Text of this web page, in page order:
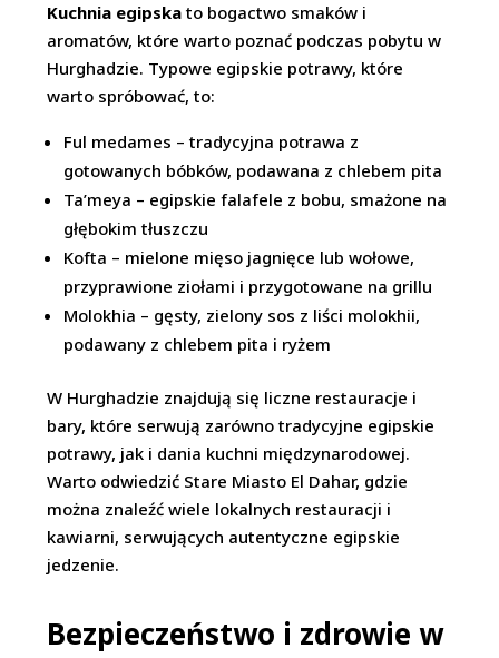
Kuchnia egipska to bogactwo smaków i
aromatów, które warto poznać podczas pobytu w
Hurghadzie. Typowe egipskie potrawy, które
warto spróbować, to:
Ful medames – tradycyjna potrawa z
gotowanych bóbków, podawana z chlebem pita
Ta’meya – egipskie falafele z bobu, smażone na
głębokim tłuszczu
Kofta – mielone mięso jagnięce lub wołowe,
przyprawione ziołami i przygotowane na grillu
Molokhia – gęsty, zielony sos z liści molokhii,
podawany z chlebem pita i ryżem
W Hurghadzie znajdują się liczne restauracje i
bary, które serwują zarówno tradycyjne egipskie
potrawy, jak i dania kuchni międzynarodowej.
Warto odwiedzić Stare Miasto El Dahar, gdzie
można znaleźć wiele lokalnych restauracji i
kawiarni, serwujących autentyczne egipskie
jedzenie.
Bezpieczeństwo i zdrowie w